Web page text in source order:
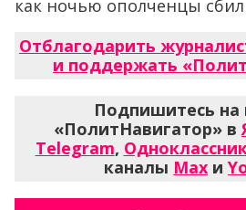
как ночью ополченцы
Отблагодарить
и поддержать
Подпишитесь на
«ПолитНавигатор» в
Telegram,
каналы Max и